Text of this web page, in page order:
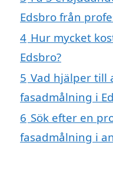
Edsbro från
4 Hur mycket
Edsbro?
5 Vad hjälper till
fasadmålning i
6 Sök efter en
fasadmålning i